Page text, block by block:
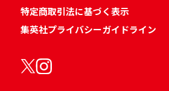
特定商取引法に基づく表示
集英社プライバシーガイドライン